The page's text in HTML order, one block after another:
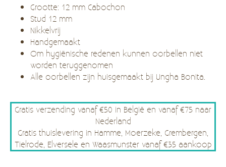
Grootte: 12 mm Cabochon
Stud 12 mm
Nikkelvrij
Handgemaakt
Om hygiënische redenen kunnen oorbellen niet
worden teruggenomen
Alle oorbellen zijn huisgemaakt bij Ungha Bonita.
Gratis verzending vanaf €50 in België en vanaf €75 naar
Nederland
Gratis thuislevering in Hamme, Moerzeke, Grembergen,
Tielrode, Elversele en Waasmunster vanaf €35 aankoop